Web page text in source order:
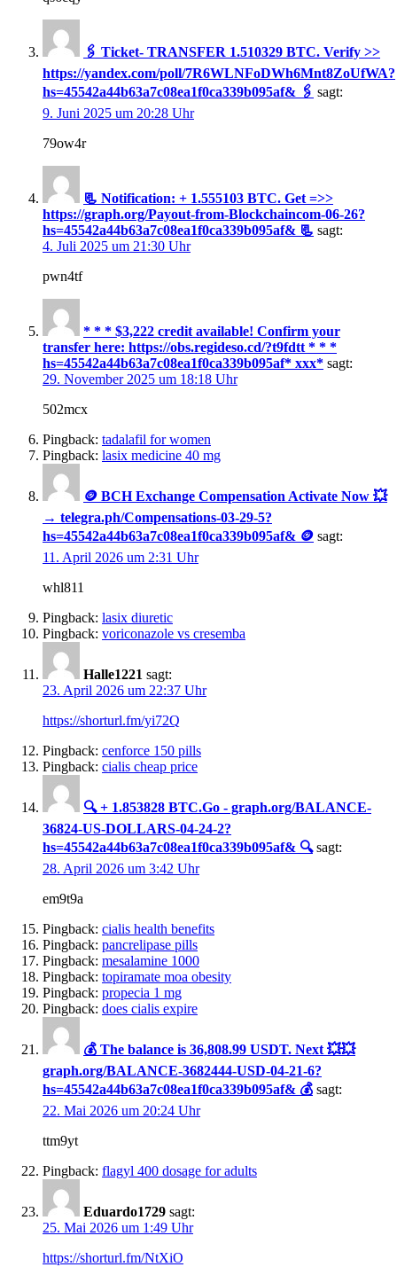
🖇 Ticket- TRANSFER 1.510329 BTC. Verify >>
https://yandex.com/poll/7R6WLNFoDWh6Mnt8ZoUfWA?
hs=45542a44b63a7c08ea1f0ca339b095af& 🖇 sagt:
9. Juni 2025 um 20:28 Uhr
79ow4r
📃 Notification: + 1.555103 BTC. Get =>>
https://graph.org/Payout-from-Blockchaincom-06-26?
hs=45542a44b63a7c08ea1f0ca339b095af& 📃 sagt:
4. Juli 2025 um 21:30 Uhr
pwn4tf
* * * $3,222 credit available! Confirm your
transfer here: https://obs.regideso.cd/?t9fdtt * * *
hs=45542a44b63a7c08ea1f0ca339b095af* ххх* sagt:
29. November 2025 um 18:18 Uhr
502mcx
Pingback: tadalafil for women
Pingback: lasix medicine 40 mg
🪙 BCH Exchange Compensation Activate Now 💥
→ telegra.ph/Compensations-03-29-5?
hs=45542a44b63a7c08ea1f0ca339b095af& 🪙 sagt:
11. April 2026 um 2:31 Uhr
whl811
Pingback: lasix diuretic
Pingback: voriconazole vs cresemba
Halle1221 sagt:
23. April 2026 um 22:37 Uhr
https://shorturl.fm/yi72Q
Pingback: cenforce 150 pills
Pingback: cialis cheap price
🔍 + 1.853828 ВТС.Go - graph.org/BALANCE-
36824-US-DOLLARS-04-24-2?
hs=45542a44b63a7c08ea1f0ca339b095af& 🔍 sagt:
28. April 2026 um 3:42 Uhr
em9t9a
Pingback: cialis health benefits
Pingback: pancrelipase pills
Pingback: mesalamine 1000
Pingback: topiramate moa obesity
Pingback: propecia 1 mg
Pingback: does cialis expire
💰 The balance is 36,808.99 USDT. Next 💥💥
graph.org/BALANCE-3682444-USD-04-21-6?
hs=45542a44b63a7c08ea1f0ca339b095af& 💰 sagt:
22. Mai 2026 um 20:24 Uhr
ttm9yt
Pingback: flagyl 400 dosage for adults
Eduardo1729 sagt:
25. Mai 2026 um 1:49 Uhr
https://shorturl.fm/NtXiO